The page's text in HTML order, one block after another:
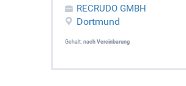
RECRUDO GMBH
Dortmund
Gehalt: nach Vereinbarung